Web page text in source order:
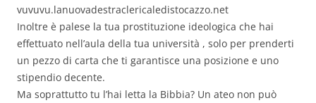
vuvuvu.lanuovadestraclericaledistocazzo.net
Inoltre è palese la tua prostituzione ideologica che hai
effettuato nell’aula della tua università , solo per prenderti
un pezzo di carta che ti garantisce una posizione e uno
stipendio decente.
Ma soprattutto tu l’hai letta la Bibbia? Un ateo non può